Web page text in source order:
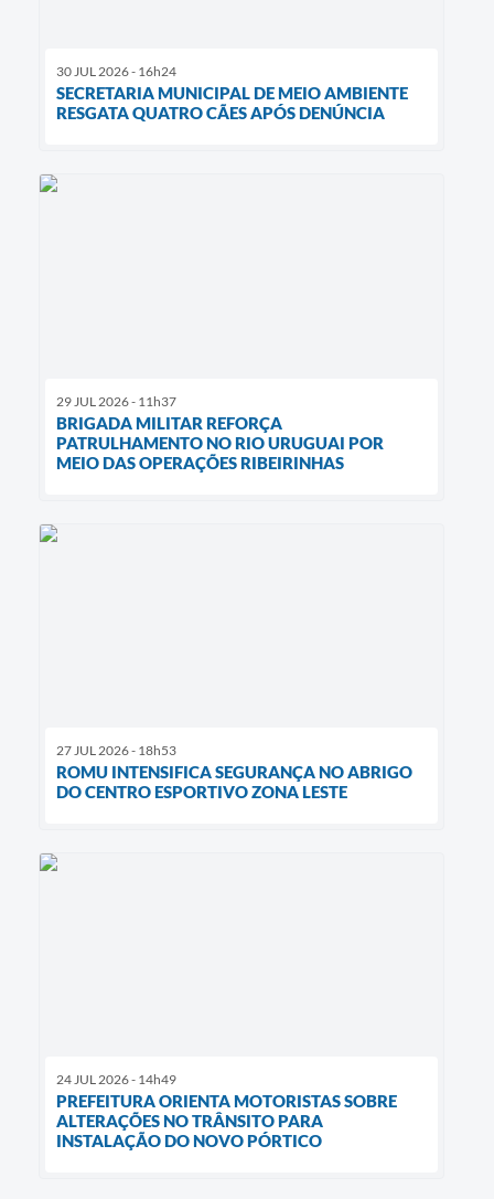
30 JUL 2026 - 16h24
SECRETARIA MUNICIPAL DE MEIO AMBIENTE
RESGATA QUATRO CÃES APÓS DENÚNCIA
29 JUL 2026 - 11h37
BRIGADA MILITAR REFORÇA
PATRULHAMENTO NO RIO URUGUAI POR
MEIO DAS OPERAÇÕES RIBEIRINHAS
27 JUL 2026 - 18h53
ROMU INTENSIFICA SEGURANÇA NO ABRIGO
DO CENTRO ESPORTIVO ZONA LESTE
24 JUL 2026 - 14h49
PREFEITURA ORIENTA MOTORISTAS SOBRE
ALTERAÇÕES NO TRÂNSITO PARA
INSTALAÇÃO DO NOVO PÓRTICO